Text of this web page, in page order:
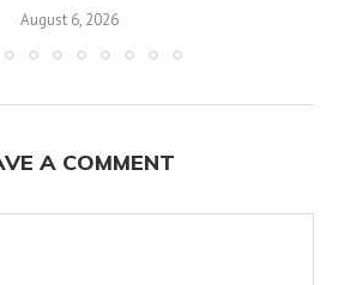
August 6, 2026
A COMMENT